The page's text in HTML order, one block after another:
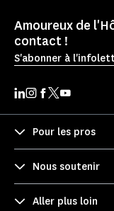
Amoureux de
contact !
S'abonner à
Pour les pros
Nous soutenir
Aller plus loin